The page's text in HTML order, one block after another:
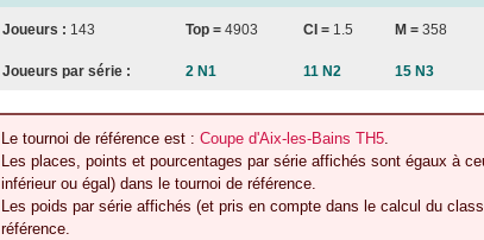
Joueurs : 143 Top = 4903 CI = 1.5 M = 358
Joueurs par série : 2 N1 11 N2 15 N3
Le tournoi de référence est : Coupe d'Aix-les-Bains TH5.
Les places, points et pourcentages par série affichés sont égaux à
inférieur ou égal) dans le tournoi de référence.
Les poids par série affichés (et pris en compte dans le calcul du
référence.